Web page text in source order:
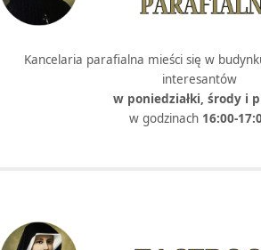
Kancelaria parafialna mieści się w
interesantów
w poniedziałki, środy i
w godzinach 16:00-